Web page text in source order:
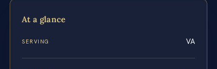
At a glance
SERVING VA